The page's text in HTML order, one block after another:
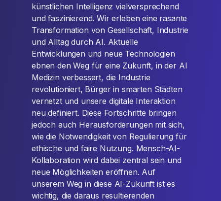
künstlichen Intelligenz vielversprechend
und faszinierend. Wir erleben eine rasante
Transformation von Gesellschaft, Industrie
und Alltag durch AI. Aktuelle
Entwicklungen und neue Technologien
ebnen den Weg für eine Zukunft, in der AI
Medizin verbessert, die Industrie
revolutioniert, Bürger in smarten Städten
vernetzt und unsere digitale Interaktion
neu definiert. Diese Fortschritte bringen
jedoch auch Herausforderungen mit sich,
wie die Notwendigkeit von Regulierung für
ethische und faire Nutzung. Mensch-AI-
Kollaboration wird dabei zentral sein und
neue Möglichkeiten eröffnen. Auf
unserem Weg in diese AI-Zukunft ist es
wichtig, die daraus resultierenden